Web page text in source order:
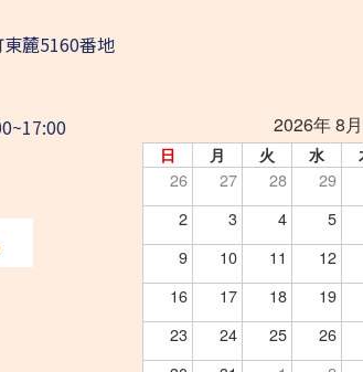
麓5160番地
2026年 8月
日 月 火 水
26 27 28 29
2
3 4 5
9
10 11 12
16
17 18 19
23
24 25 26